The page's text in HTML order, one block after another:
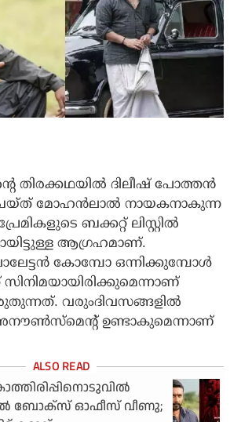
തിരക്കഥയില്‍ ദിലീഷ് പോത്തന്‍
മോഹന്‍ലാല്‍ നായകനാകുന്ന
ബക്കറ്റ് ലിസ്റ്റില്‍
ആഗ്രഹമാണ്.
കോമ്പോ ഒന്നിക്കുമ്പോള്‍
വരുംദിവസങ്ങളില്‍
അനൗണ്‍സ്‌മെന്റ് ഉണ്ടാകുമെന്നാണ്
ബോക്‌സ് ഓഫീസ് വീണു;